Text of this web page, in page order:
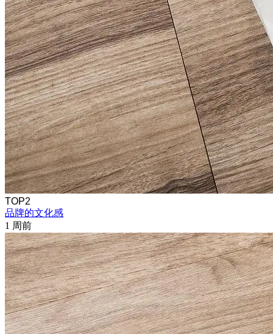
TOP2
品牌的文化感
1 周前